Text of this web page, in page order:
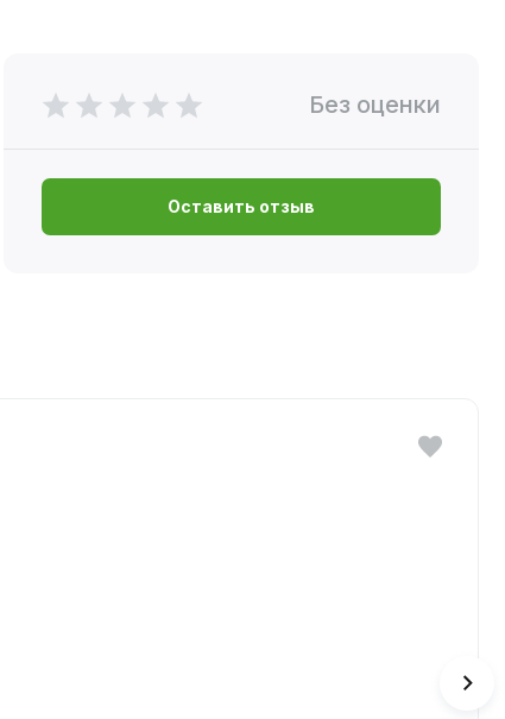
Без оценки
Оставить отзыв